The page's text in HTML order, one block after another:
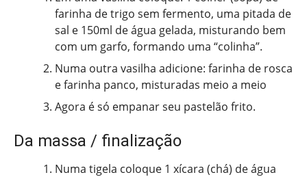
farinha de trigo sem fermento, uma pitada de
sal e 150ml de água gelada, misturando bem
com um garfo, formando uma “colinha”.
Numa outra vasilha adicione: farinha de rosca
e farinha panco, misturadas meio a meio
Agora é só empanar seu pastelão frito.
Da massa / finalização
Numa tigela coloque 1 xícara (chá) de água